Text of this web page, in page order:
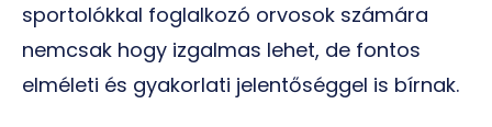
sportolókkal foglalkozó orvosok számára
nemcsak hogy izgalmas lehet, de fontos
elméleti és gyakorlati jelentőséggel is bírnak.